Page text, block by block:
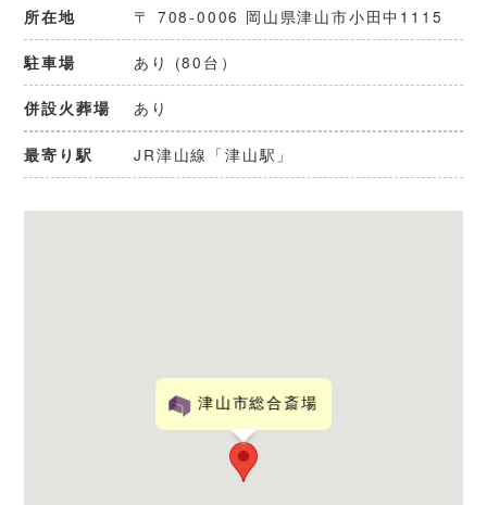
所在地 〒 708-0006 岡山県津山市小田中1115
駐車場 あり (80台）
併設火葬場 あり
最寄り駅 JR津山線「津山駅」
津山市総合斎場